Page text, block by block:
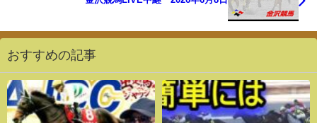
おすすめの記事